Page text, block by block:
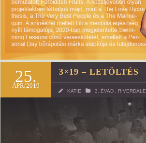
25.
ÁPR/2019
3×19 – LETÖLTÉS
KATIE 3. ÉVAD RIVERDALE